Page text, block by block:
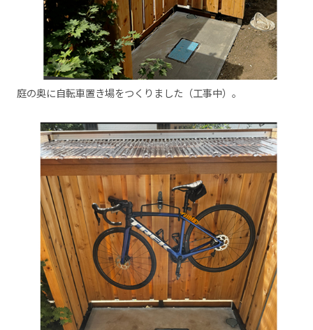
庭の奥に自転車置き場をつくりました（工事中）。